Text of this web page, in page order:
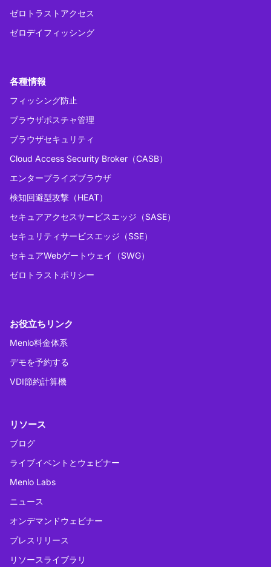
ゼロトラストアクセス
ゼロデイフィッシング
各種情報
フィッシング防止
ブラウザポスチャ管理
ブラウザセキュリティ
Cloud Access Security Broker（CASB）
エンタープライズブラウザ
検知回避型攻撃（HEAT）
セキュアアクセスサービスエッジ（SASE）
セキュリティサービスエッジ（SSE）
セキュアWebゲートウェイ（SWG）
ゼロトラストポリシー
お役立ちリンク
Menlo料金体系
デモを予約する
VDI節約計算機
リソース
ブログ
ライブイベントとウェビナー
Menlo Labs
ニュース
オンデマンドウェビナー
プレスリリース
リソースライブラリ